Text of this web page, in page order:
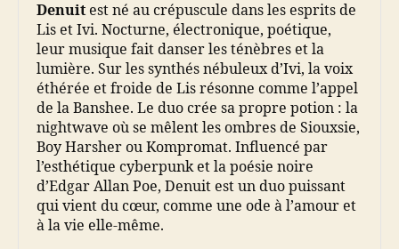
Denuitest né au crépuscule dans les esprits de
Lis et Ivi. Nocturne, électronique, poétique,
leur musique fait danser les ténèbres et la
lumière. Sur les synthés nébuleux d’Ivi, la voix
éthérée et froide de Lis résonne comme l’appel
de la Banshee. Le duo crée sa propre potion : la
nightwave où se mêlent les ombres de Siouxsie,
Boy Harsher ou Kompromat. Influencé par
l’esthétique cyberpunk et la poésie noire
d’Edgar Allan Poe, Denuit est un duo puissant
qui vient du cœur, comme une ode à l’amour et
à la vie elle-même.